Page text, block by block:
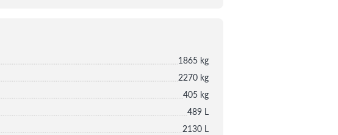
1865 kg
2270 kg
405 kg
489 L
2130 L